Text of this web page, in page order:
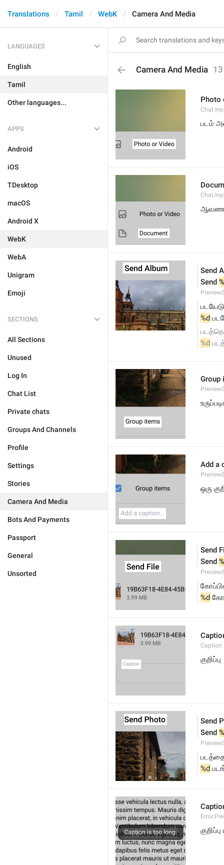
Translations Tamil WebK Camera And Media
LANGUAGES
English
Tamil
Other languages...
APPS
Android
iOS
TDesktop
macOS
Android X
WebK
WebA
Unigram
Emoji
SECTIONS
All Sections
Unused
Log In
Chat List
Private chats
Groups And Channels
Profile
Settings
Stories
Camera And Media
Bots And Payments
Passport
General
Unsorted
Camera And Media 13
Photo
படம்
Send
Send
%d
%d
Group
Add a
ஒரு
Send
Send
%d
Caption
குறிப்பு
Send
Send
படத்தை
%d